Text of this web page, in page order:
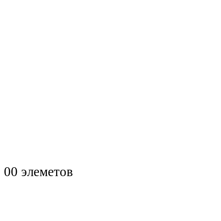
00 элеметов